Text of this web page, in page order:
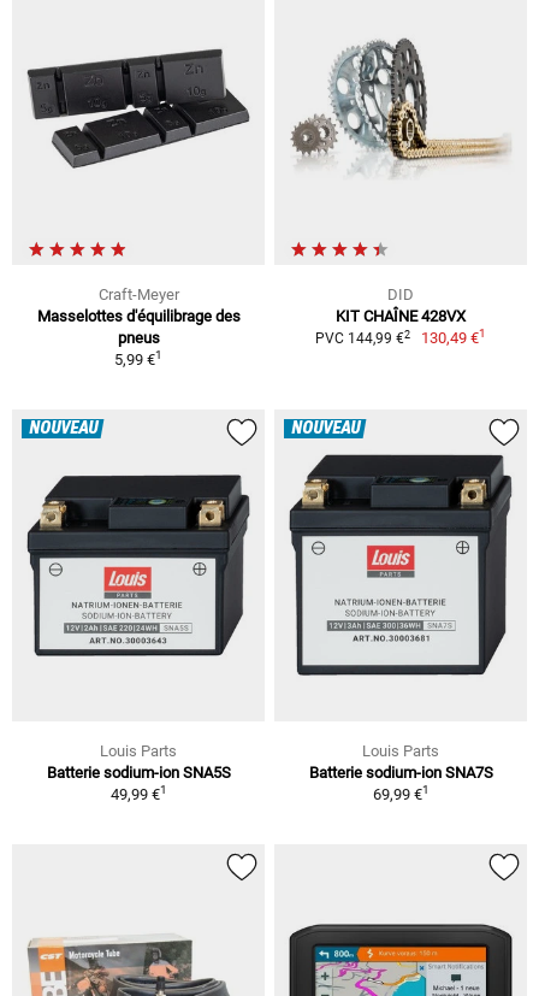
Craft-Meyer
Masselottes d'équilibrage des
pneus
5,99 €1
DID
KIT CHAÎNE 428VX
PVC 144,99 €2 130,49 €1
NOUVEAU
Louis Parts
Batterie sodium-ion SNA5S
49,99 €1
NOUVEAU
Louis Parts
Batterie sodium-ion SNA7S
69,99 €1